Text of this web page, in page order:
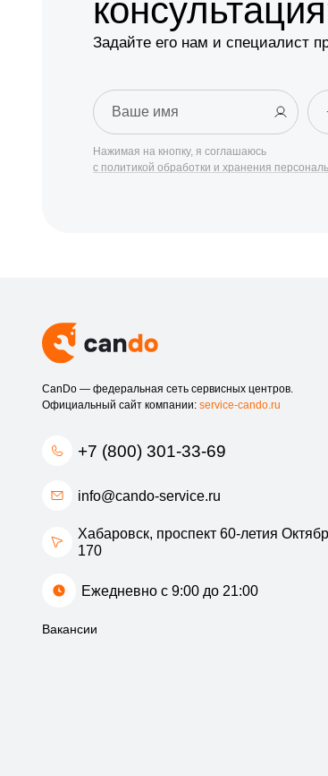
Задайте его нам и специалист
Нажимая на кнопку, я соглашаюсь
с политикой обработки и хранения
CanDo — федеральная сеть сервисных центров.
Официальный сайт компании: service-cando.ru
+7 (800) 301-33-69
info@cando-service.ru
Хабаровск, проспект 60-летия
170
Ежедневно с 9:00 до 21:00
Вакансии